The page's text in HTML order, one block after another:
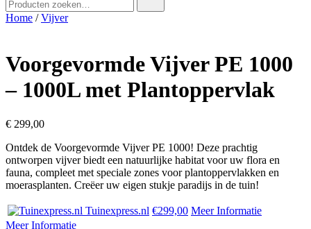
naar:
Home /Vijver
Voorgevormde Vijver PE 1000
– 1000L met Plantoppervlak
€ 299,00
Ontdek de Voorgevormde Vijver PE 1000! Deze prachtig
ontworpen vijver biedt een natuurlijke habitat voor uw flora en
fauna, compleet met speciale zones voor plantoppervlakken en
moerasplanten. Creëer uw eigen stukje paradijs in de tuin!
Tuinexpress.nl €299,00 Meer Informatie
Meer Informatie